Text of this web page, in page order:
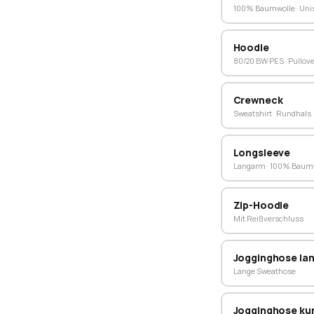
100% Baumwolle ·
Hoodie
80/20 BW·PES ·
Crewneck
Sweatshirt · Rundhals
Longsleeve
Langarm · 100%
Zip-Hoodie
Mit Reißverschluss
Jogginghose
Lange Sweathose
Jogginghose